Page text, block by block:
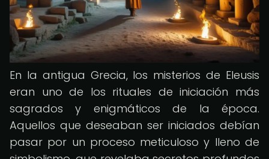
En la antigua Grecia, los misterios de Eleusis
eran uno de los rituales de iniciación más
sagrados y enigmáticos de la época.
Aquellos que deseaban ser iniciados debían
pasar por un proceso meticuloso y lleno de